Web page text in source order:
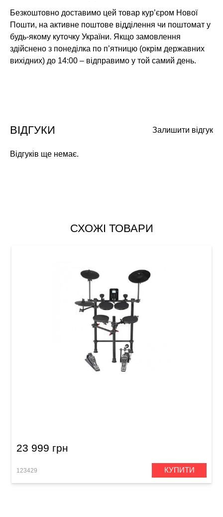
Безкоштовно доставимо цей товар кур’єром Нової
Пошти, на активне поштове відділення чи поштомат у
будь-якому куточку України. Якщо замовлення
здійснено з понеділка по п’ятницю (окрім державних
вихідних) до 14:00 – відправимо у той самий день.
Залишити відгук
ВІДГУКИ
Відгуків ще немає.
СХОЖІ ТОВАРИ
23 999 грн
123429 КУПИТИ